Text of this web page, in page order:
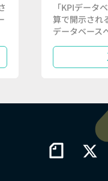
「KPIデータ
算で開示され
データベース